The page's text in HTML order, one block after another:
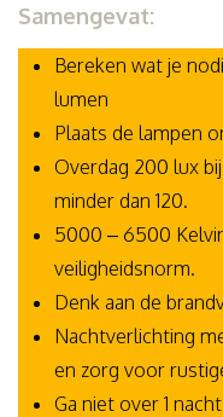
Samengevat:
Bereken wat je
lumen
Plaats de lampen
Overdag 200 lux
minder dan 120.
5000 – 6500
veiligheidsnorm.
Denk aan de
Nachtverlichting
en zorg voor
Ga niet over 1